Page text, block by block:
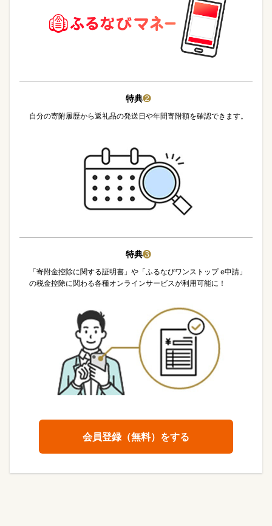
特典❷
自分の寄附履歴から返礼品の発送日や年間寄附額を確認できます。
特典❸
「寄附金控除に関する証明書」や「ふるなびワンストップ e申請」
の税金控除に関わる各種オンラインサービスが利用可能に！
会員登録（無料）をする